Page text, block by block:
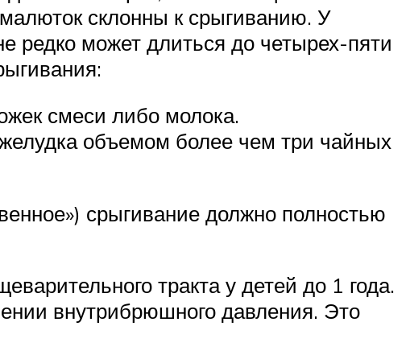
склонны к срыгиванию. У
редко может длиться до четырех-пяти
смеси либо молока.
объемом более чем три чайных
срыгивание должно полностью
тракта у детей до 1 года.
внутрибрюшного давления. Это